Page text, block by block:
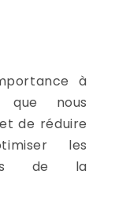
à
que nous
de réduire
les
de la